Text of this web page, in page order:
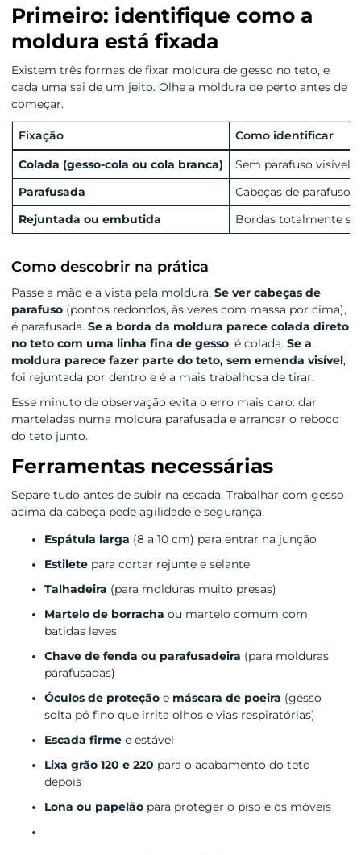
Primeiro: identifique como a
moldura está fixada
Existem três formas de fixar moldura de gesso no teto, e
cada uma sai de um jeito. Olhe a moldura de perto antes de
começar.
Fixação Como identificar
Colada (gesso-cola ou cola branca) Sem parafuso visível,
Parafusada Cabeças de parafuso
Rejuntada ou embutida Bordas totalmente
Como descobrir na prática
Passe a mão e a vista pela moldura. Se ver cabeças de
parafuso(pontos redondos, às vezes com massa por cima),
é parafusada. Se a borda da moldura parece colada direto
no teto com uma linha fina de gesso, é colada. Se a
moldura parece fazer parte do teto, sem emenda visível,
foi rejuntada por dentro e é a mais trabalhosa de tirar.
Esse minuto de observação evita o erro mais caro: dar
marteladas numa moldura parafusada e arrancar o reboco
do teto junto.
Ferramentas necessárias
Separe tudo antes de subir na escada. Trabalhar com gesso
acima da cabeça pede agilidade e segurança.
Espátula larga (8 a 10 cm) para entrar na junção
Estiletepara cortar rejunte e selante
Talhadeira (para molduras muito presas)
Martelo de borracha ou martelo comum com
batidas leves
Chave de fenda ou parafusadeira (para molduras
parafusadas)
Óculos de proteçãoe máscara de poeira (gesso
solta pó fino que irrita olhos e vias respiratórias)
Escada firmee estável
Lixa grão 120 e 220 para o acabamento do teto
depois
Lona ou papelãopara proteger o piso e os móveis